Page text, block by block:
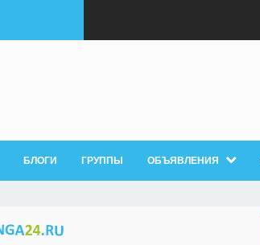
БЛОГИ ГРУППЫ ОБЪЯВЛЕНИЯ